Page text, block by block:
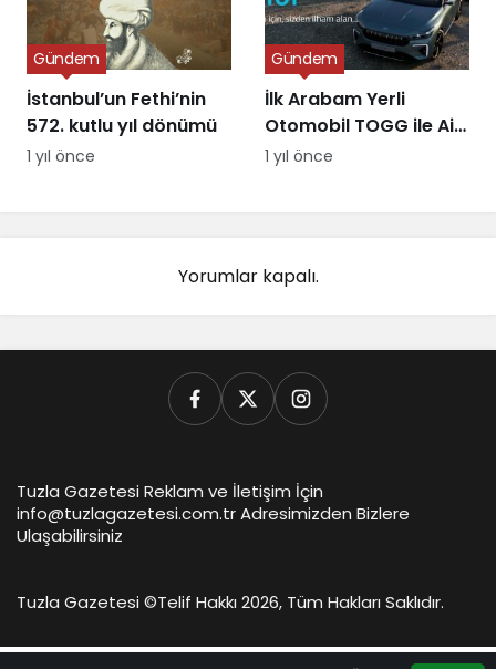
İstanbul’un Fethi’nin
572. kutlu yıl dönümü
Gündem
1 yıl önce
İlk Arabam Yerli
Otomobil TOGG ile Aile
Destek Programı
Gündem
1 yıl önce
Yorumlar kapalı.
Tuzla Gazetesi Reklam ve İletişim İçin
info@tuzlagazetesi.com.tr Adresimizden Bizlere
Ulaşabilirsiniz
Tuzla Gazetesi ©Telif Hakkı 2026, Tüm Hakları Saklıdır.